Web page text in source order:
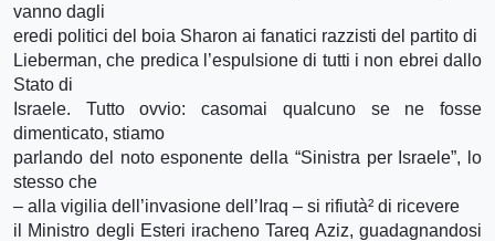
vanno dagli
eredi politici del boia Sharon ai fanatici razzisti del partito di
Lieberman, che predica l’espulsione di tutti i non ebrei dallo
Stato di
Israele. Tutto ovvio: casomai qualcuno se ne fosse
dimenticato, stiamo
parlando del noto esponente della “Sinistra per Israele”, lo
stesso che
– alla vigilia dell’invasione dell’Iraq – si rifiutà² di ricevere
il Ministro degli Esteri iracheno Tareq Aziz, guadagnandosi